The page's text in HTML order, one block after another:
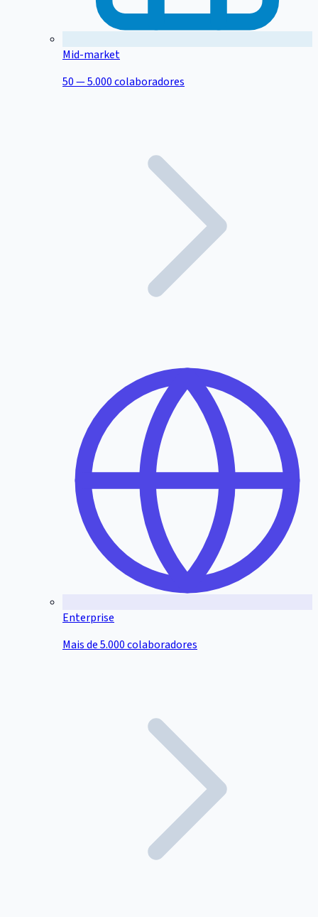
Mid-market
50 — 5.000 colaboradores
Enterprise
Mais de 5.000 colaboradores